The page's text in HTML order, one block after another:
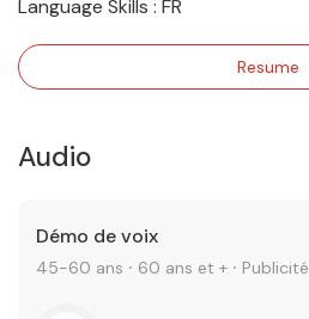
Language Skills : FR
Resume
Audio
Démo de voix
45-60 ans ⸱ 60 ans et + ⸱ Publicité